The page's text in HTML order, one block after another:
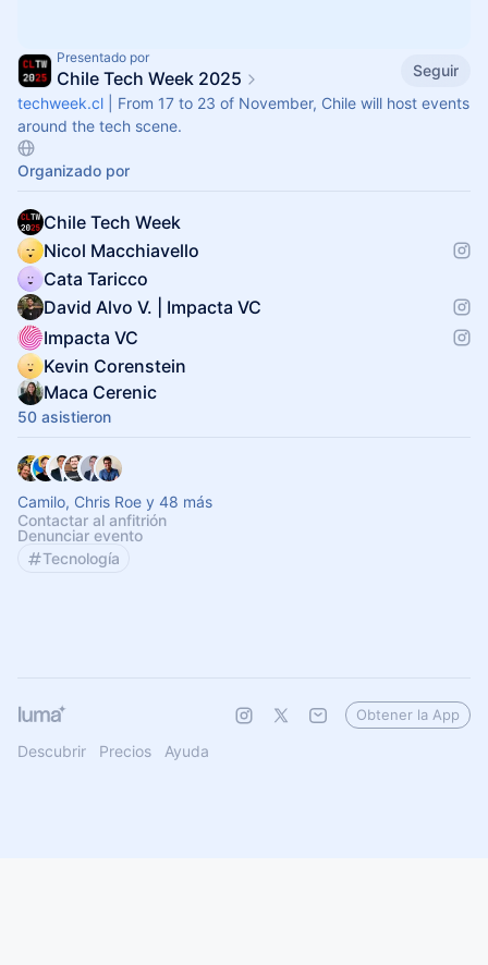
Presentado por
Chile Tech Week 2025
Seguir
techweek.cl | From 17 to 23 of November, Chile will host events
around the tech scene.
Organizado por
Chile Tech Week
Nicol Macchiavello
Cata Taricco
David Alvo V. | Impacta VC
Impacta VC
Kevin Corenstein
Maca Cerenic
50 asistieron
Camilo, Chris Roe y 48 más
Contactar al anfitrión
Denunciar evento
Tecnología
Descubrir Precios Ayuda
Obtener la App